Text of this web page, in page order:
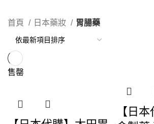
首頁 日本藥妝 胃腸藥
售罄
【日